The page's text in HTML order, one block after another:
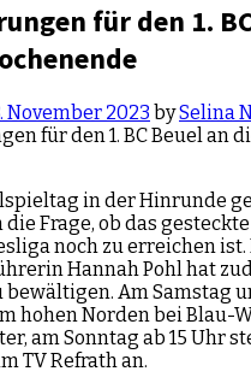
für den 1.
November 2023 bySelina
in der Hinrunde
die Frage, ob das
noch zu erreichen ist.
Hannah Pohl hat
bewältigen. Am Samstag
hohen Norden bei Blau-
am Sonntag ab 15 Uhr
TV Refrath an.